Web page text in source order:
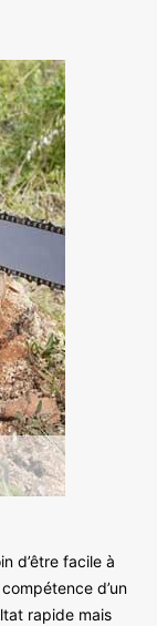
d’être facile à
d’un
rapide mais